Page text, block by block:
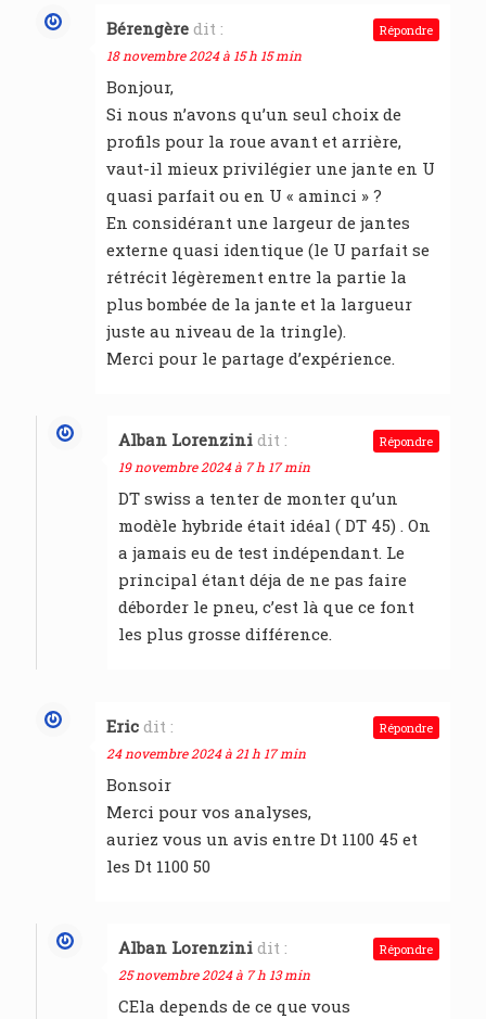
Bérengère dit :
18 novembre 2024 à 15 h 15 min
Bonjour,
Si nous n’avons qu’un seul choix de
profils pour la roue avant et arrière,
vaut-il mieux privilégier une jante en U
quasi parfait ou en U « aminci » ?
En considérant une largeur de jantes
externe quasi identique (le U parfait se
rétrécit légèrement entre la partie la
plus bombée de la jante et la largueur
juste au niveau de la tringle).
Merci pour le partage d’expérience.
Répondre
Alban Lorenzini dit :
19 novembre 2024 à 7 h 17 min
DT swiss a tenter de monter qu’un
modèle hybride était idéal ( DT 45) . On
a jamais eu de test indépendant. Le
principal étant déja de ne pas faire
déborder le pneu, c’est là que ce font
les plus grosse différence.
Répondre
Eric dit :
24 novembre 2024 à 21 h 17 min
Bonsoir
Merci pour vos analyses,
auriez vous un avis entre Dt 1100 45 et
les Dt 1100 50
Répondre
Alban Lorenzini dit :
25 novembre 2024 à 7 h 13 min
CEla depends de ce que vous
Répondre